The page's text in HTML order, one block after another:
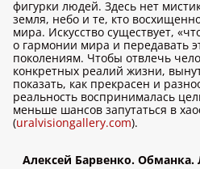
фигурки людей. Здесь нет
земля, небо и те, кто
мира. Искусство существует,
о гармонии мира и передавать
поколениям. Чтобы отвлечь
конкретных реалий жизни,
показать, как прекрасен и
реальность воспринималась
меньше шансов запутаться в
(uralvisiongallery.com).
Алексей Барвенко. Обманка.